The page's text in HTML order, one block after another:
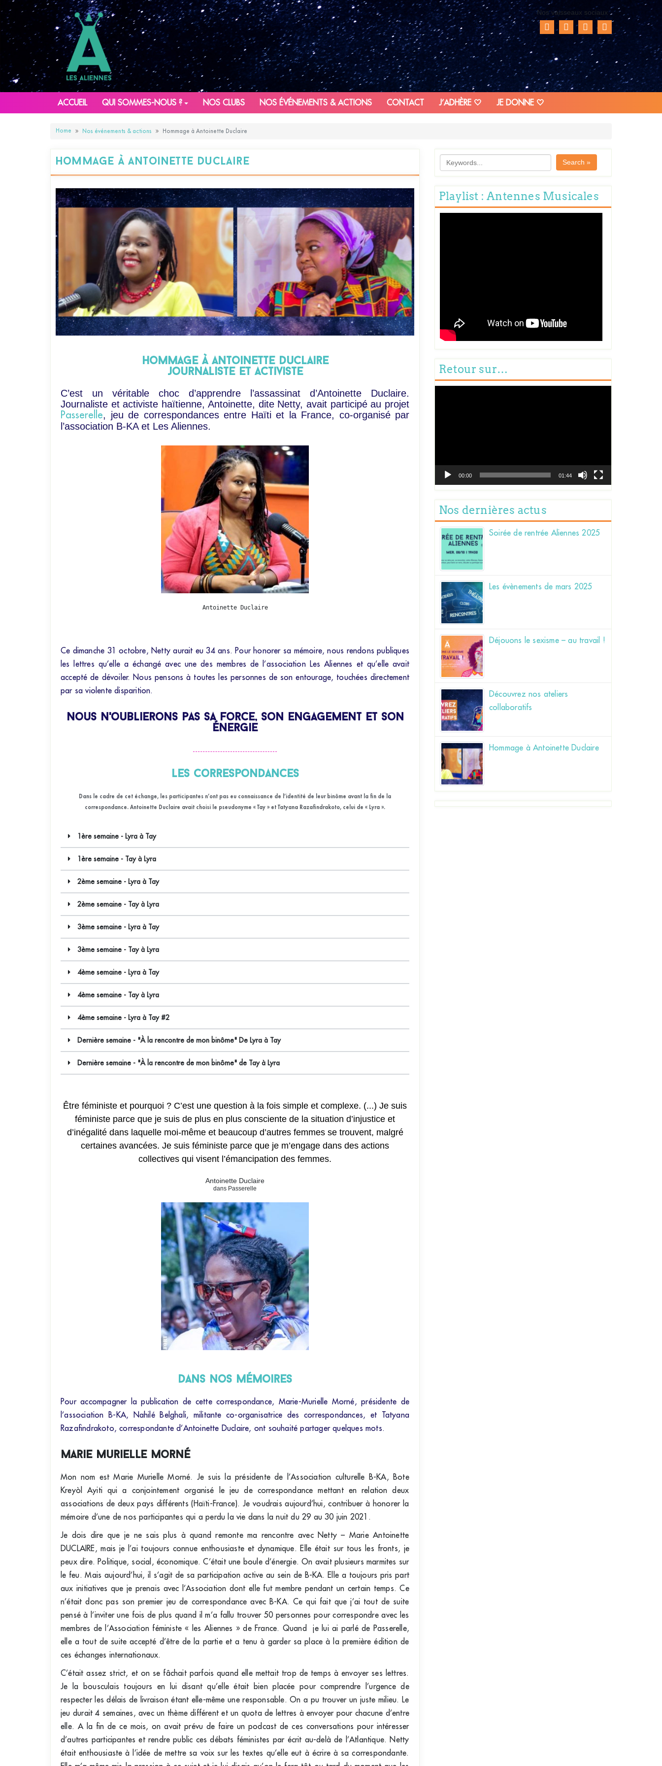
Nos vaisseaux sociaux
ACCUEIL QUI SOMMES-NOUS ? NOS CLUBS NOS ÉVÉNEMENTS & ACTIONS CONTACT J’ADHÈRE 🤍 JE DONNE 🤍
Home Nos événements & actions Hommage à Antoinette Duclaire
Hommage à Antoinette Duclaire
hommage à antoinette duclaire
journaliste et activiste
C’est un véritable choc d’apprendre l’assassinat d’Antoinette Duclaire.
Journaliste et activiste haïtienne, Antoinette, dite Netty, avait participé au projet
Passerelle, jeu de correspondances entre Haïti et la France, co-organisé par
l’association B-KA et Les Aliennes.
Antoinette Duclaire
Ce dimanche 31 octobre, Netty aurait eu 34 ans. Pour honorer sa mémoire, nous rendons publiques
les lettres qu’elle a échangé avec une des membres de l’association Les Aliennes et qu’elle avait
accepté de dévoiler. Nous pensons à toutes les personnes de son entourage, touchées directement
par sa violente disparition.
nous n'oublierons pas sa force, son engagement et son
énergie
Les correspondances
Dans le cadre de cet échange, les participantes n’ont pas eu connaissance de l’identité de leur binôme avant la fin de la
correspondance. Antoinette Duclaire avait choisi le pseudonyme « Tay » et Tatyana Razafindrakoto, celui de « Lyra ».
1ère semaine - Lyra à Tay
1ère semaine - Tay à Lyra
2ème semaine - Lyra à Tay
2ème semaine - Tay à Lyra
3ème semaine - Lyra à Tay
3ème semaine - Tay à Lyra
4ème semaine - Lyra à Tay
4ème semaine - Tay à Lyra
4ème semaine - Lyra à Tay #2
Dernière semaine - "À la rencontre de mon binôme" De Lyra à Tay
Dernière semaine - "À la rencontre de mon binôme" de Tay à Lyra
Être féministe et pourquoi ? C’est une question à la fois simple et complexe. (...) Je suis
féministe parce que je suis de plus en plus consciente de la situation d’injustice et
d’inégalité dans laquelle moi-même et beaucoup d’autres femmes se trouvent, malgré
certaines avancées. Je suis féministe parce que je m’engage dans des actions
collectives qui visent l’émancipation des femmes.
Antoinette Duclaire
dans Passerelle
dans nos mémoires
Pour accompagner la publication de cette correspondance, Marie-Murielle Morné, présidente de
l’association B-KA, Nahilé Belghali, militante co-organisatrice des correspondances, et Tatyana
Razafindrakoto, correspondante d’Antoinette Duclaire, ont souhaité partager quelques mots.
Marie Murielle Morné
Mon nom est Marie Murielle Morné. Je suis la présidente de l’Association culturelle B-KA, Bote
Kreyòl Ayiti qui a conjointement organisé le jeu de correspondance mettant en relation deux
associations de deux pays différents (Haïti-France). Je voudrais aujourd’hui, contribuer à honorer la
mémoire d’une de nos participantes qui a perdu la vie dans la nuit du 29 au 30 juin 2021.
Je dois dire que je ne sais plus à quand remonte ma rencontre avec Netty – Marie Antoinette
DUCLAIRE, mais je l’ai toujours connue enthousiaste et dynamique. Elle était sur tous les fronts, je
peux dire. Politique, social, économique. C’était une boule d’énergie. On avait plusieurs marmites sur
le feu. Mais aujourd’hui, il s’agit de sa participation active au sein de B-KA. Elle a toujours pris part
aux initiatives que je prenais avec l’Association dont elle fut membre pendant un certain temps. Ce
n’était donc pas son premier jeu de correspondance avec B-KA. Ce qui fait que j’ai tout de suite
pensé à l’inviter une fois de plus quand il m’a fallu trouver 50 personnes pour correspondre avec les
membres de l’Association féministe « les Aliennes » de France. Quand je lui ai parlé de Passerelle,
elle a tout de suite accepté d’être de la partie et a tenu à garder sa place à la première édition de
ces échanges internationaux.
C’était assez strict, et on se fâchait parfois quand elle mettait trop de temps à envoyer ses lettres.
Je la bousculais toujours en lui disant qu’elle était bien placée pour comprendre l’urgence de
respecter les délais de livraison étant elle-même une responsable. On a pu trouver un juste milieu. Le
jeu durait 4 semaines, avec un thème différent et un quota de lettres à envoyer pour chacune d’entre
elle. A la fin de ce mois, on avait prévu de faire un podcast de ces conversations pour intéresser
d’autres participantes et rendre public ces débats féministes par écrit au-delà de l’Atlantique. Netty
était enthousiaste à l’idée de mettre sa voix sur les textes qu’elle eut à écrire à sa correspondante.
Search »
Playlist : Antennes Musicales
Retour sur…
00:00 01:44
Nos dernières actus
Soirée de rentrée Aliennes 2025
Les évènements de mars 2025
Déjouons le sexisme – au travail !
Découvrez nos ateliers
collaboratifs
Hommage à Antoinette Duclaire